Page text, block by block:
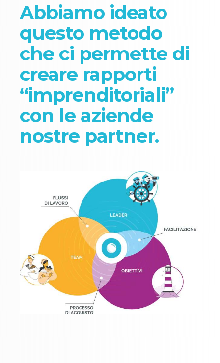
Abbiamo ideato
questo metodo
che ci permette di
creare rapporti
“imprenditoriali”
con le aziende
nostre partner.